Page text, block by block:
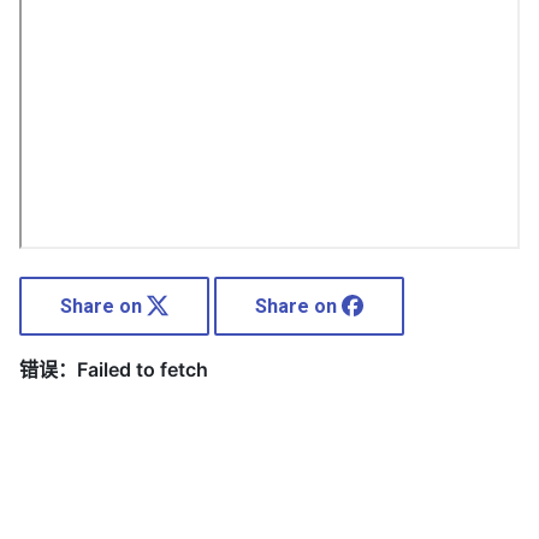
Share on Share on